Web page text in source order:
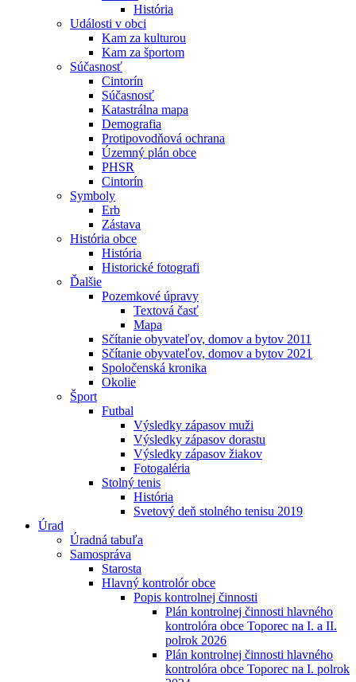
História
Události v obci
Kam za kulturou
Kam za športom
Súčasnosť
Cintorín
Súčasnosť
Katastrálna mapa
Demografia
Protipovodňová ochrana
Územný plán obce
PHSR
Cintorín
Symboly
Erb
Zástava
História obce
História
Historické fotografi
Ďalšie
Pozemkové úpravy
Textová časť
Mapa
Sčítanie obyvateľov, domov a bytov 2011
Sčítanie obyvateľov, domov a bytov 2021
Spoločenská kronika
Okolie
Šport
Futbal
Výsledky zápasov muži
Výsledky zápasov dorastu
Výsledky zápasov žiakov
Fotogaléria
Stolný tenis
História
Svetový deň stolného tenisu 2019
Úrad
Úradná tabuľa
Samospráva
Starosta
Hlavný kontrolór obce
Popis kontrolnej činnosti
Plán kontrolnej činnosti hlavného
kontrolóra obce Toporec na I. a II.
polrok 2026
Plán kontrolnej činnosti hlavného
kontrolóra obce Toporec na I. polrok